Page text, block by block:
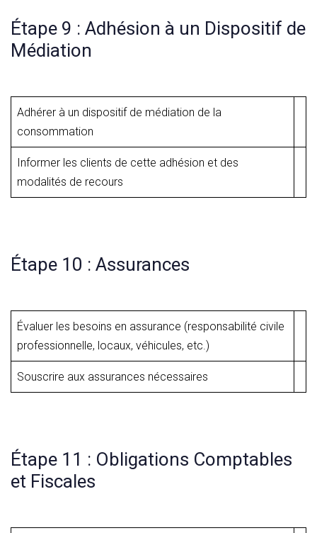
Étape 9 : Adhésion à un Dispositif de
Médiation
Adhérer à un dispositif de médiation de la
consommation
Informer les clients de cette adhésion et des
modalités de recours
Étape 10 : Assurances
Évaluer les besoins en assurance (responsabilité civile
professionnelle, locaux, véhicules, etc.)
Souscrire aux assurances nécessaires
Étape 11 : Obligations Comptables
et Fiscales